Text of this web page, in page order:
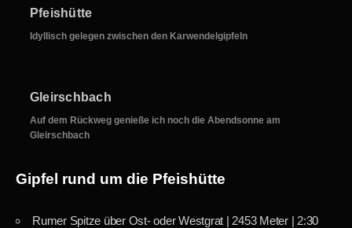
Pfeishütte
Idyllisch gelegen zwischen den Karwendelgipfeln
Gleirschbach
Auf dem Rückweg genieße ich noch die Abendsonne am
Gleirschbach
Gipfel rund um die Pfeishütte
Rumer Spitze über Ost- oder Westgrat | 2453 Meter | 2:30